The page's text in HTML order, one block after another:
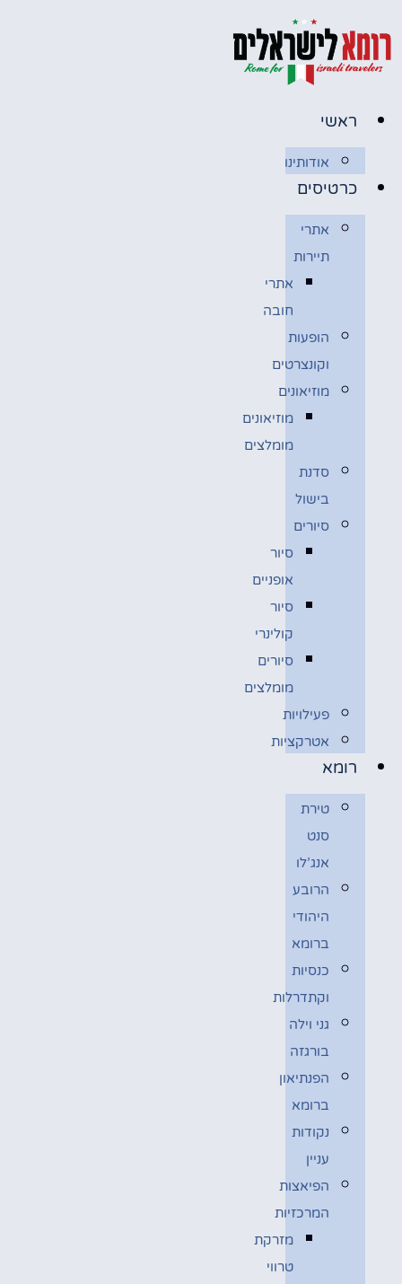
ראשי
אודותינו
כרטיסים
אתרי
תיירות
אתרי
חובה
הופעות
וקונצרטים
מוזיאונים
מוזיאונים
מומלצים
סדנת
בישול
סיורים
סיור
אופניים
סיור
קולינרי
סיורים
מומלצים
פעילויות
אטרקציות
רומא
טירת
סנט
אנג’לו
הרובע
היהודי
ברומא
כנסיות
וקתדרלות
גני וילה
בורגזה
הפנתיאון
ברומא
נקודות
עניין
הפיאצות
המרכזיות
מזרקת
טרווי